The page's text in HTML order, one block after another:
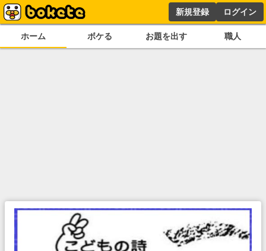
新規登録 ログイン
ホーム ボケる お題を出す 職人